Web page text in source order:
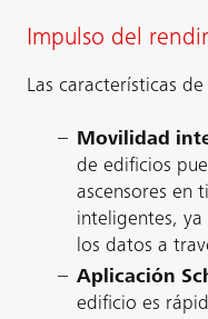
Impulso del
Las características de
Movilidad
de edificios
ascensores en
inteligentes, ya
los datos a
Aplicación
edificio es